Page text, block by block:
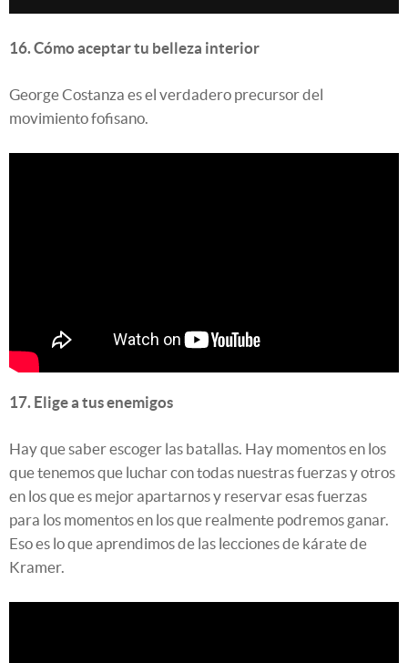
16. Cómo aceptar tu belleza interior
George Costanza es el verdadero precursor del
movimiento fofisano.
17. Elige a tus enemigos
Hay que saber escoger las batallas. Hay momentos en los
que tenemos que luchar con todas nuestras fuerzas y otros
en los que es mejor apartarnos y reservar esas fuerzas
para los momentos en los que realmente podremos ganar.
Eso es lo que aprendimos de las lecciones de kárate de
Kramer.